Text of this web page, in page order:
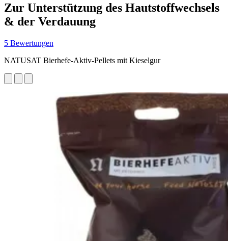
Zur Unterstützung des Hautstoffwechsels
& der Verdauung
5 Bewertungen
NATUSAT Bierhefe-Aktiv-Pellets mit Kieselgur